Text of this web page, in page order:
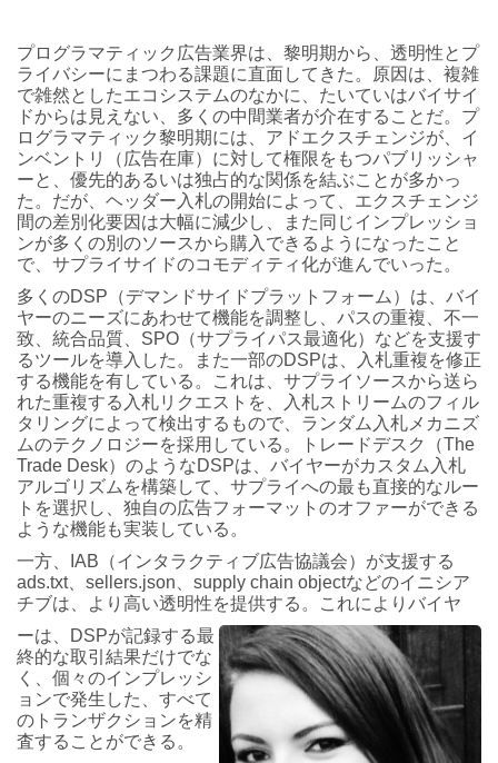
プログラマティック広告業界は、黎明期から、透明性とプ
ライバシーにまつわる課題に直面してきた。原因は、複雑
で雑然としたエコシステムのなかに、たいていはバイサイ
ドからは見えない、多くの中間業者が介在することだ。プ
ログラマティック黎明期には、アドエクスチェンジが、イ
ンベントリ（広告在庫）に対して権限をもつパブリッシャ
ーと、優先的あるいは独占的な関係を結ぶことが多かっ
た。だが、ヘッダー入札の開始によって、エクスチェンジ
間の差別化要因は大幅に減少し、また同じインプレッショ
ンが多くの別のソースから購入できるようになったこと
で、サプライサイドのコモディティ化が進んでいった。
多くのDSP（デマンドサイドプラットフォーム）は、バイ
ヤーのニーズにあわせて機能を調整し、パスの重複、不一
致、統合品質、SPO（サプライパス最適化）などを支援す
るツールを導入した。また一部のDSPは、入札重複を修正
する機能を有している。これは、サプライソースから送ら
れた重複する入札リクエストを、入札ストリームのフィル
タリングによって検出するもので、ランダム入札メカニズ
ムのテクノロジーを採用している。トレードデスク（The
Trade Desk）のようなDSPは、バイヤーがカスタム入札
アルゴリズムを構築して、サプライへの最も直接的なルー
トを選択し、独自の広告フォーマットのオファーができる
ような機能も実装している。
一方、IAB（インタラクティブ広告協議会）が支援する
ads.txt、sellers.json、supply chain objectなどのイニシア
チブは、より高い透明性を提供する。これによりバイヤ
ーは、DSPが記録する最
終的な取引結果だけでな
く、個々のインプレッシ
ョンで発生した、すべて
のトランザクションを精
査することができる。